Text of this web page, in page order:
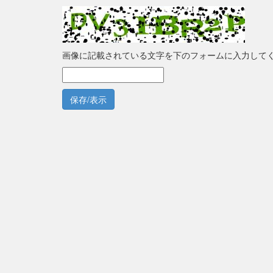
画像に記載されている文字を下のフォームに入力して
保存/表示